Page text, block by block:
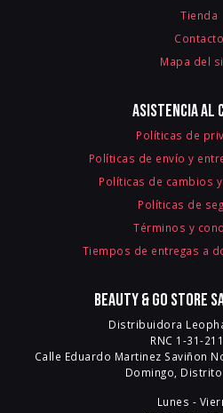
Tienda
Contacto
Mapa del
Asistencia al
Políticas de
Políticas de envío y
Políticas de cambios
Políticas de
Términos y
Tiempos de entregas a
Beauty & Go Store
Distribuidora
RNC 1-31-
Calle Eduardo Martinez Saviñon
Domingo,
Lunes -